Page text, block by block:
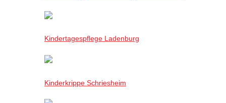
Kindertagespflege Ladenburg
Kinderkrippe Schriesheim